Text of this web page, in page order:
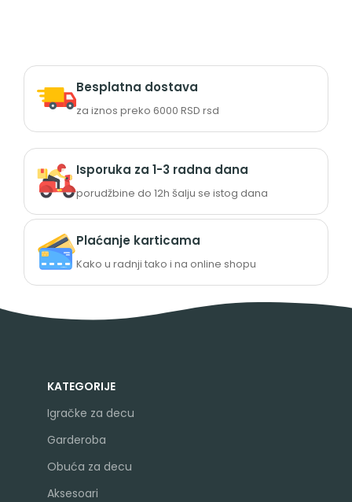
Besplatna dostava
za iznos preko 6000 RSD rsd
Isporuka za 1-3 radna dana
porudžbine do 12h šalju se istog dana
Plaćanje karticama
Kako u radnji tako i na online shopu
KATEGORIJE
Igračke za decu
Garderoba
Obuća za decu
Aksesoari